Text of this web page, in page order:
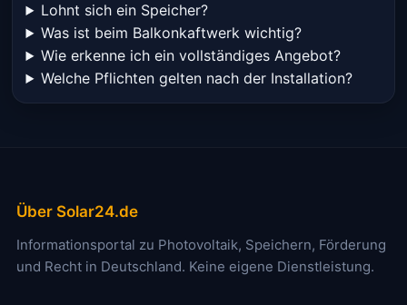
Lohnt sich ein Speicher?
Was ist beim Balkonkaftwerk wichtig?
Wie erkenne ich ein vollständiges Angebot?
Welche Pflichten gelten nach der Installation?
Über Solar24.de
Informationsportal zu Photovoltaik, Speichern, Förderung
und Recht in Deutschland. Keine eigene Dienstleistung.